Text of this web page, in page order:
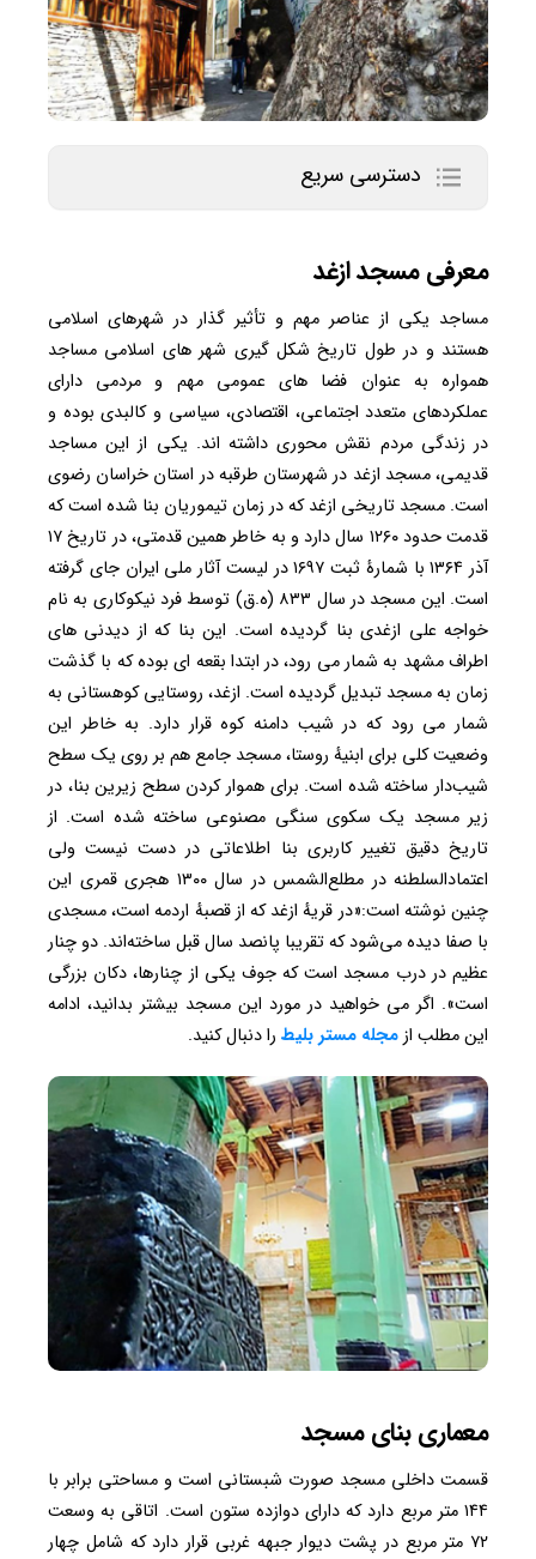
دسترسی سریع
معرفی مسجد ازغد
مساجد یکی از عناصر مهم و تأثیر گذار در شهرهای اسلامی
هستند و در طول تاریخ شکل گیری شهر های اسلامی مساجد
همواره به عنوان فضا های عمومی مهم و مردمی دارای
عملکردهای متعدد اجتماعی، اقتصادی، سیاسی و کالبدی بوده و
در زندگی مردم نقش محوری داشته اند. یکی از این مساجد
قدیمی، مسجد ازغد در شهرستان طرقبه در استان خراسان رضوی
است. مسجد تاریخی ازغد که در زمان تیموریان بنا شده است که
قدمت حدود ۱۲۶۰ سال دارد و به خاطر همین قدمتی، در تاریخ ۱۷
آذر ۱۳۶۴ با شمارهٔ ثبت ۱۶۹۷ در لیست آثار ملی ایران جای گرفته
است. این مسجد در سال ۸۳۳ (ه.ق) توسط فرد نیکوکاری به نام
خواجه علی ازغدی بنا گردیده است. این بنا که از دیدنی های
اطراف مشهد به شمار می رود، در ابتدا بقعه ای بوده که با گذشت
زمان به مسجد تبدیل گردیده است. ازغد، روستایی کوهستانی به
شمار می رود که در شیب دامنه کوه قرار دارد. به خاطر این
وضعیت کلی برای ابنیهٔ روستا، مسجد جامع هم بر روی یک سطح
شیب‌دار ساخته شده است. برای هموار کردن سطح زیرین بنا، در
زیر مسجد یک سکوی سنگی مصنوعی ساخته شده است. از
تاریخ دقیق تغییر کاربری بنا اطلاعاتی در دست نیست ولی
اعتمادالسلطنه در مطلع‌الشمس در سال ۱۳۰۰ هجری قمری این
چنین نوشته است:«در قریهٔ ازغد که از قصبهٔ اردمه است، مسجدی
با صفا دیده می‌شود که تقریبا پانصد سال قبل ساخته‌اند. دو چنار
عظیم در درب مسجد است که جوف یکی از چنارها، دکان بزرگی
است». اگر می خواهید در مورد این مسجد بیشتر بدانید، ادامه
این مطلب ازمجله مستر بلیط را دنبال کنید.
معماری بنای مسجد
قسمت داخلی مسجد صورت شبستانی است و مساحتی برابر با
۱۴۴ متر مربع دارد که دارای دوازده ستون است. اتاقی به وسعت
۷۲ متر مربع در پشت دیوار جبهه غربی قرار دارد که شامل چهار